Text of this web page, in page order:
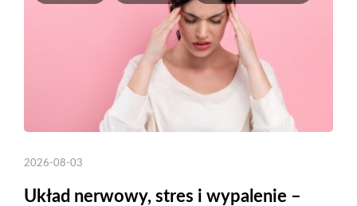
2026-08-03
Układ nerwowy, stres i wypalenie –